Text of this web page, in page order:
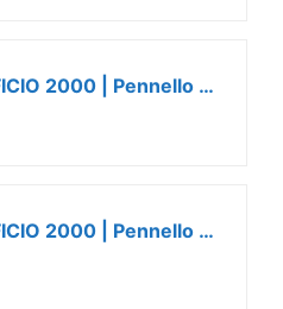
PENNELLIFICIO 2000 | Pennello Plafone, Con Manico in Plastica, Pennello Pittura, per Muri Interni ed Esterni, 6.5x16 cm - Made in Italy
PENNELLIFICIO 2000 | Pennello Plafone, Con Manico in Plastica, Pennello Pittura, per Muri Interni ed Esterni, 3x10 cm - Made in Italy